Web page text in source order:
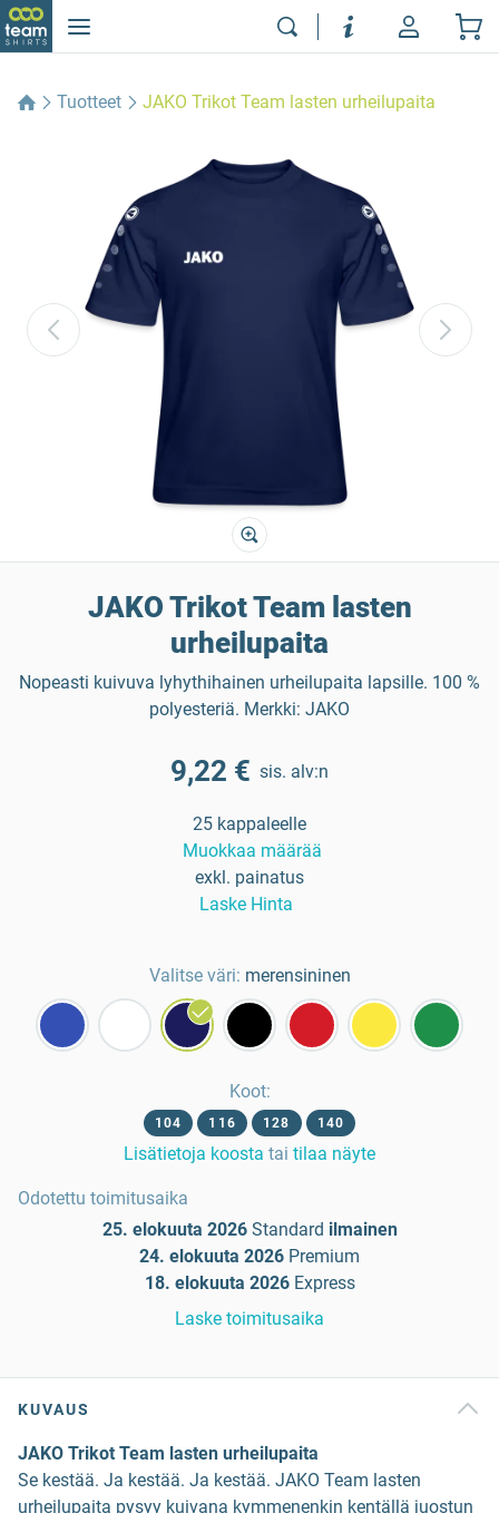
Tuotteet JAKO Trikot Team lasten urheilupaita
JAKO Trikot Team lasten
urheilupaita
Nopeasti kuivuva lyhythihainen urheilupaita lapsille. 100 %
polyesteriä. Merkki: JAKO
9,22 € sis. alv:n
25 kappaleelle
Muokkaa määrää
exkl. painatus
Laske Hinta
Valitse väri: merensininen
Koot:
104 116 128 140
Lisätietoja koosta tai tilaa näyte
Odotettu toimitusaika
25. elokuuta 2026 Standard ilmainen
24. elokuuta 2026 Premium
18. elokuuta 2026 Express
Laske toimitusaika
KUVAUS
JAKO Trikot Team lasten urheilupaita
Se kestää. Ja kestää. Ja kestää. JAKO Team lasten
urheilupaita pysyy kuivana kymmenenkin kentällä juostun